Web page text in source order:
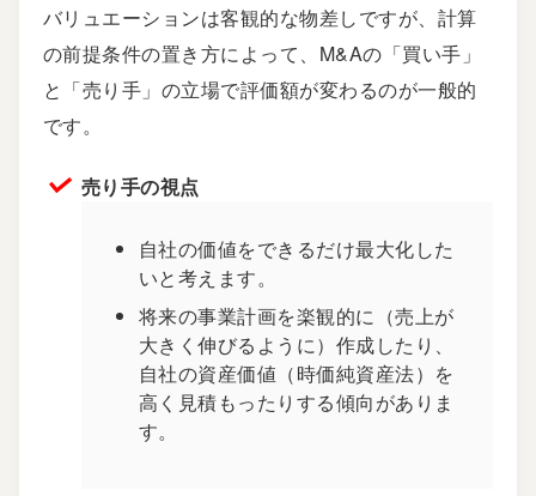
バリュエーションは客観的な物差しですが、計算
の前提条件の置き方によって、M&Aの「買い手」
と「売り手」の立場で評価額が変わるのが一般的
です。
売り手の視点
自社の価値をできるだけ最大化した
いと考えます。
将来の事業計画を楽観的に（売上が
大きく伸びるように）作成したり、
自社の資産価値（時価純資産法）を
高く見積もったりする傾向がありま
す。